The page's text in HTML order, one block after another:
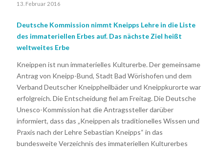
13. Februar 2016
Deutsche Kommission nimmt Kneipps Lehre in die Liste
des immateriellen Erbes auf. Das nächste Ziel heißt
weltweites Erbe
Kneippen ist nun immaterielles Kulturerbe. Der gemeinsame
Antrag von Kneipp-Bund, Stadt Bad Wörishofen und dem
Verband Deutscher Kneippheilbäder und Kneippkurorte war
erfolgreich. Die Entscheidung fiel am Freitag. Die Deutsche
Unesco-Kommission hat die Antragssteller darüber
informiert, dass das „Kneippen als traditionelles Wissen und
Praxis nach der Lehre Sebastian Kneipps“ in das
bundesweite Verzeichnis des immateriellen Kulturerbes